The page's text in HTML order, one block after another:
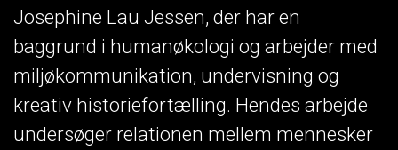
Josephine Lau Jessen, der har en
baggrund i humanøkologi og arbejder med
miljøkommunikation, undervisning og
kreativ historiefortælling. Hendes arbejde
undersøger relationen mellem mennesker